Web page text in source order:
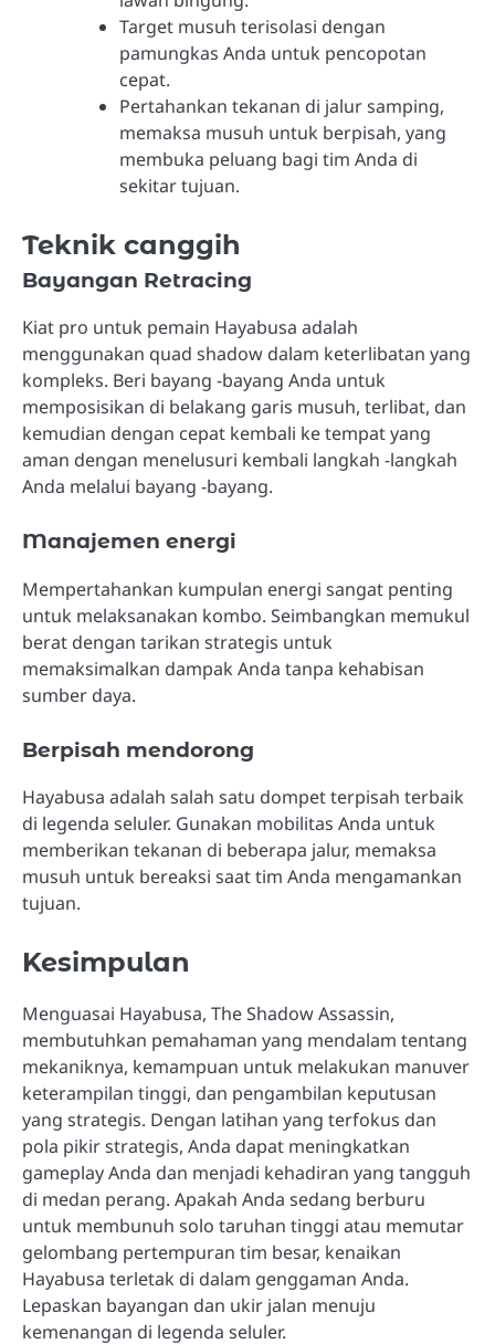
Target musuh terisolasi dengan
pamungkas Anda untuk pencopotan
cepat.
Pertahankan tekanan di jalur samping,
memaksa musuh untuk berpisah, yang
membuka peluang bagi tim Anda di
sekitar tujuan.
Teknik canggih
Bayangan Retracing
Kiat pro untuk pemain Hayabusa adalah
menggunakan quad shadow dalam keterlibatan yang
kompleks. Beri bayang -bayang Anda untuk
memposisikan di belakang garis musuh, terlibat, dan
kemudian dengan cepat kembali ke tempat yang
aman dengan menelusuri kembali langkah -langkah
Anda melalui bayang -bayang.
Manajemen energi
Mempertahankan kumpulan energi sangat penting
untuk melaksanakan kombo. Seimbangkan memukul
berat dengan tarikan strategis untuk
memaksimalkan dampak Anda tanpa kehabisan
sumber daya.
Berpisah mendorong
Hayabusa adalah salah satu dompet terpisah terbaik
di legenda seluler. Gunakan mobilitas Anda untuk
memberikan tekanan di beberapa jalur, memaksa
musuh untuk bereaksi saat tim Anda mengamankan
tujuan.
Kesimpulan
Menguasai Hayabusa, The Shadow Assassin,
membutuhkan pemahaman yang mendalam tentang
mekaniknya, kemampuan untuk melakukan manuver
keterampilan tinggi, dan pengambilan keputusan
yang strategis. Dengan latihan yang terfokus dan
pola pikir strategis, Anda dapat meningkatkan
gameplay Anda dan menjadi kehadiran yang tangguh
di medan perang. Apakah Anda sedang berburu
untuk membunuh solo taruhan tinggi atau memutar
gelombang pertempuran tim besar, kenaikan
Hayabusa terletak di dalam genggaman Anda.
Lepaskan bayangan dan ukir jalan menuju
kemenangan di legenda seluler.